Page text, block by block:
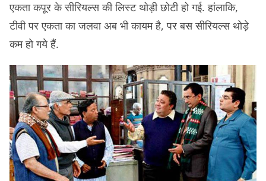
एकता कपूर के सीरियल्स की लिस्ट थोड़ी छोटी हो गई. हांलाकि,
टीवी पर एकता का जलवा अब भी कायम है, पर बस सीरियल्स थोड़े
कम हो गये हैं.